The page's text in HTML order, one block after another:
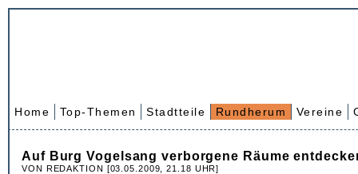
Home Top-Themen Stadtteile Rundherum Vereine
Auf Burg Vogelsang verborgene Räume
VON REDAKTION [03.05.2009, 21.18 UHR]